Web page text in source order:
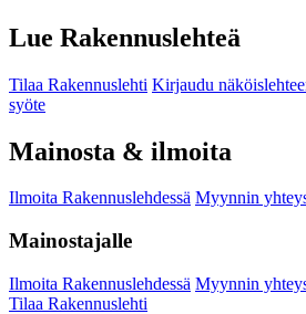
Lue Rakennuslehteä
Tilaa Rakennuslehti Kirjaudu
syöte
Mainosta & ilmoita
Ilmoita Rakennuslehdessä Myynnin
Mainostajalle
Ilmoita Rakennuslehdessä Myynnin
Tilaa Rakennuslehti